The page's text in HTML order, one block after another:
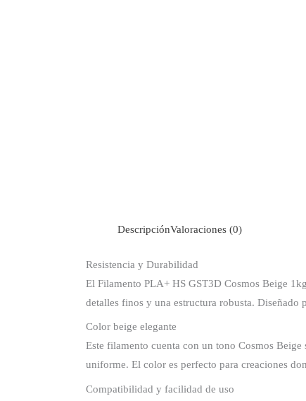
DescripciónValoraciones (0)
Resistencia y Durabilidad
El Filamento PLA+ HS GST3D Cosmos Beige
detalles finos y una estructura robusta. Diseñado
Color beige elegante
Este filamento cuenta con un tono Cosmos
uniforme. El color es perfecto para creaciones
Compatibilidad y facilidad de uso